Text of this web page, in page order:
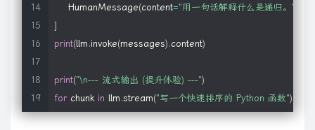
    HumanMessage
(content="用一句话解释什么是递归。"
]
print(llm .invoke(messages) .content)
print("\n--- 流式输出 (提升体验) ---")
for chunk in llm .stream("写一个快速排序的 Python 函数")
print(chunk.content, end="", flush=True)